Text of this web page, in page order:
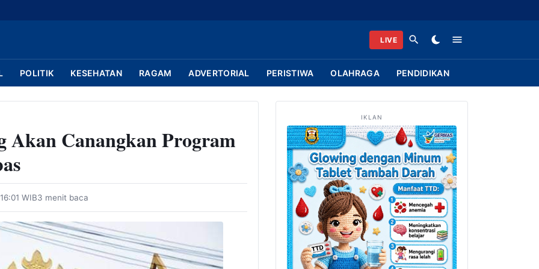
LIVE
POLITIK KESEHATAN RAGAM ADVERTORIAL PERISTIWA OLAHRAGA PENDIDIKAN
Akan Canangkan Program
WIB3 menit baca
IKLAN